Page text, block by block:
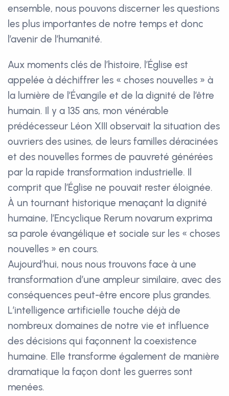
ensemble, nous pouvons discerner les questions
les plus importantes de notre temps et donc
l’avenir de l’humanité.
Aux moments clés de l’histoire, l’Église est
appelée à déchiffrer les « choses nouvelles » à
la lumière de l’Évangile et de la dignité de l’être
humain. Il y a 135 ans, mon vénérable
prédécesseur Léon XIII observait la situation des
ouvriers des usines, de leurs familles déracinées
et des nouvelles formes de pauvreté générées
par la rapide transformation industrielle. Il
comprit que l’Église ne pouvait rester éloignée.
À un tournant historique menaçant la dignité
humaine, l’Encyclique Rerum novarum exprima
sa parole évangélique et sociale sur les « choses
nouvelles » en cours.
Aujourd’hui, nous nous trouvons face à une
transformation d’une ampleur similaire, avec des
conséquences peut-être encore plus grandes.
L’intelligence artificielle touche déjà de
nombreux domaines de notre vie et influence
des décisions qui façonnent la coexistence
humaine. Elle transforme également de manière
dramatique la façon dont les guerres sont
menées.